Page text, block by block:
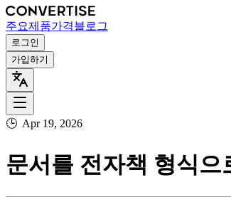
주요제품가격블로그
로그인
가입하기
🕒 Apr 19, 2026
문서를 전자책 형식